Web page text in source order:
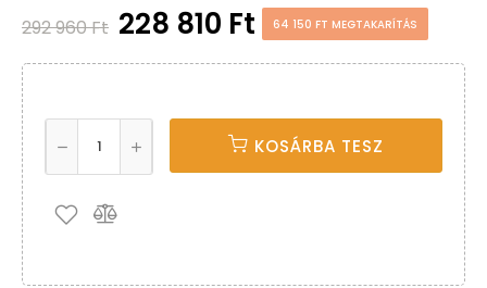
292 960 Ft 228 810 Ft 64 150 FT MEGTAKARÍTÁS
KOSÁRBA TESZ